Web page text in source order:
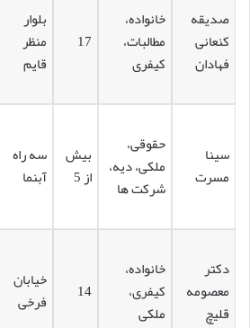
صدیقه
کنعانی
فهادان
خانواده،
مطالبات،
کیفری
17
بلوار
منظر
قایم
سینا
مسرت
حقوقی،
ملکی، دیه،
شرکت ها
بیش
از 5
سه راه
آبنما
دکتر
معصومه
قلیچ
خانواده،
کیفری،
ملکی
14
خیابان
فرخی